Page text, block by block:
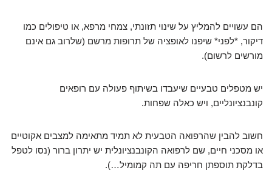
הם עשויים להמליץ על שינוי תזונתי, צמחי מרפא, או טיפולים כמו
דיקור, *לפני* שיפנו לאופציה של תרופות מרשם (שלרוב גם אינם
מורשים לרשום).
יש מטפלים טבעיים שיעבדו בשיתוף פעולה עם רופאים
קונבנציונליים, ויש כאלה שפחות.
חשוב להבין שהרפואה הטבעית לא תמיד מתאימה למצבים אקוטיים
או מסכני חיים, שם לרפואה הקונבנציונלית יש יתרון ברור (נסו לטפל
בדלקת תוספתן חריפה עם תה קמומיל…).